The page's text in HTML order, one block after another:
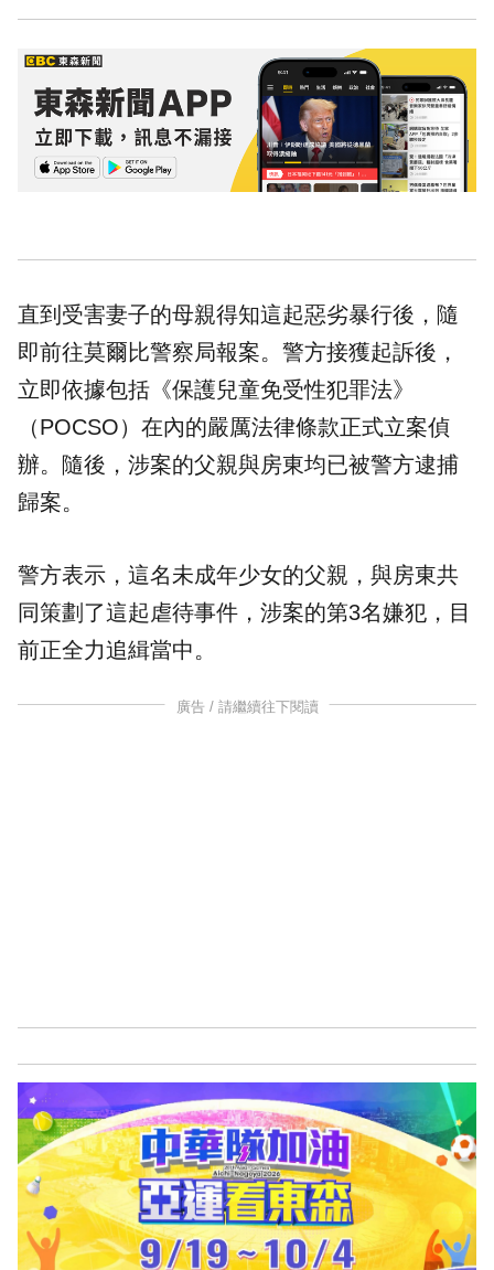
直到受害妻子的母親得知這起惡劣暴行後，隨
即前往莫爾比警察局報案。警方接獲起訴後，
立即依據包括《保護兒童免受性犯罪法》
（POCSO）在內的嚴厲法律條款正式立案偵
辦。隨後，涉案的父親與房東均已被警方逮捕
歸案。
警方表示，這名未成年少女的父親，與房東共
同策劃了這起虐待事件，涉案的第3名嫌犯，目
前正全力追緝當中。
廣告 / 請繼續往下閱讀